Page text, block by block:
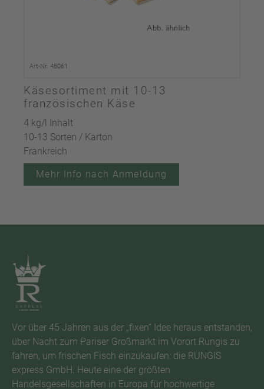
Art-Nr. 48061
Käsesortiment mit 10-13
französischen Käse
4 kg/l Inhalt
10-13 Sorten / Karton
Frankreich
Mehr Info nach Anmeldung
Vor über 45 Jahren aus der „fixen“ Idee heraus entstanden,
über Nacht zum Pariser Großmarkt im Vorort Rungis zu
fahren, um frischen Fisch einzukaufen: die RUNGIS
express GmbH. Heute eine der größten
Handelsgesellschaften in Europa für hochwertige